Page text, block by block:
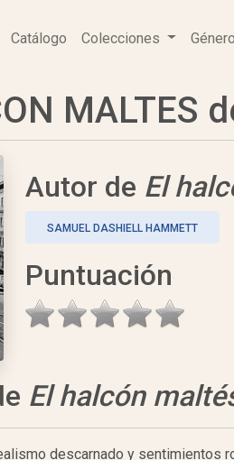
Catálogo Colecciones
MALTES
Autor de El
SAMUEL DASHIELL HAMMETT
Puntuación
El halcón
descarnado y sentimientos